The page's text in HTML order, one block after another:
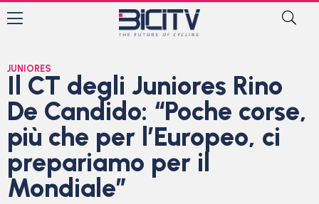
JUNIORES
Il CT degli Juniores Rino
De Candido: “Poche corse,
più che per l’Europeo, ci
prepariamo per il
Mondiale”